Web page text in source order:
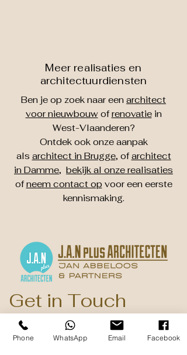
Meer realisaties en
architectuurdiensten
Ben je op zoek naar een architect
voor nieuwbouwofrenovatiein
West-Vlaanderen?
Ontdek ook onze aanpak
als architect in Brugge, ofarchitect
in Damme, bekijk al onze realisaties
ofneem contact op voor een eerste
kennismaking.
Get in Touch
Dorpsstraat 37a
Phone WhatsApp Email Facebook